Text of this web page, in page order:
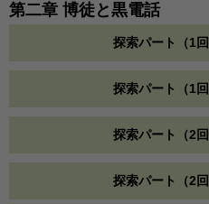
第二章 博徒と黒電話
探索パート（1
探索パート（1
探索パート（2
探索パート（2